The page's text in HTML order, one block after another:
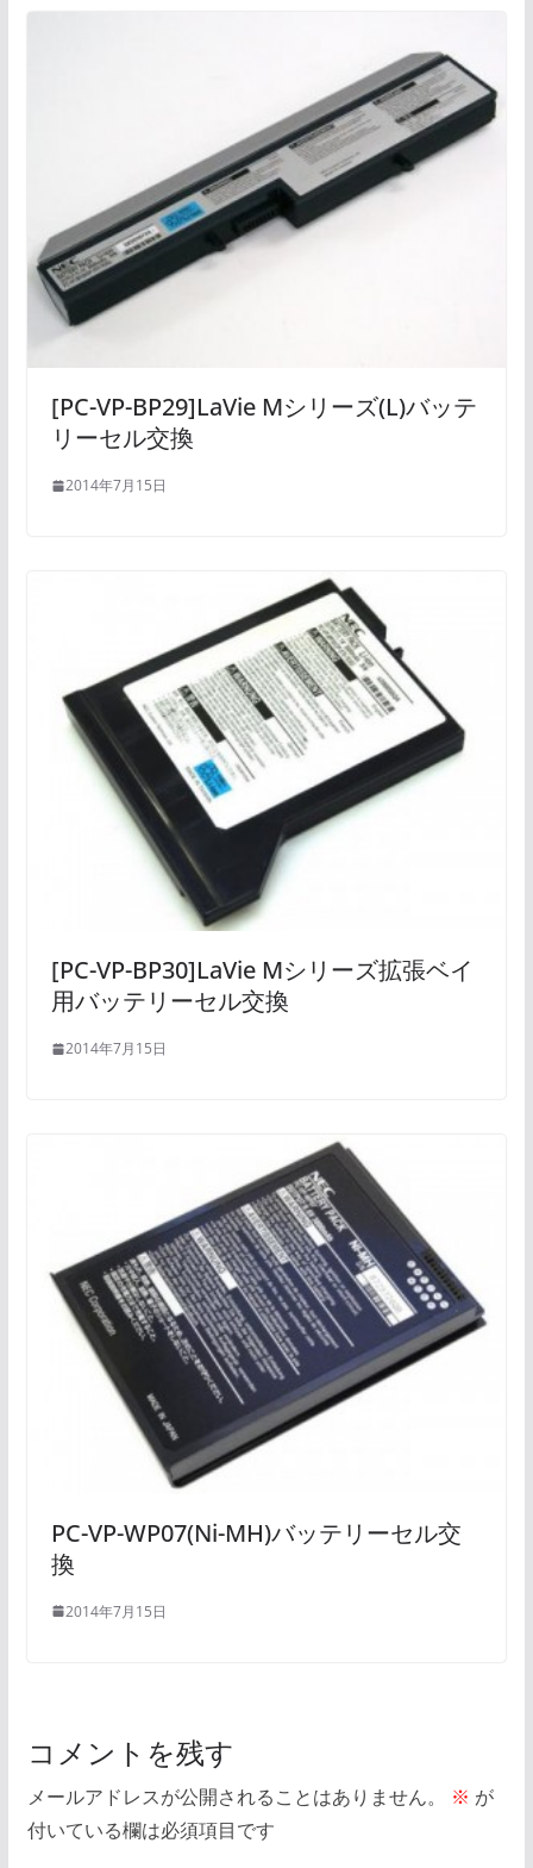
[PC-VP-BP29]LaVie Mシリーズ(L)バッテ
リーセル交換
2014年7月15日
[PC-VP-BP30]LaVie Mシリーズ拡張ベイ
用バッテリーセル交換
2014年7月15日
PC-VP-WP07(Ni-MH)バッテリーセル交
換
2014年7月15日
コメントを残す
メールアドレスが公開されることはありません。 ※ が
付いている欄は必須項目です